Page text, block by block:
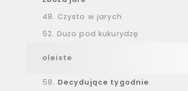
48. Czysto w jarych
52. Dużo pod kukurydzę
oleiste
58. Decydujące tygodnie